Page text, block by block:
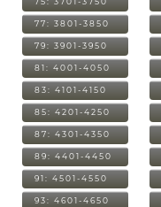
77: 3801-3850
79: 3901-3950
81: 4001-4050
83: 4101-4150
85: 4201-4250
87: 4301-4350
89: 4401-4450
91: 4501-4550
93: 4601-4650